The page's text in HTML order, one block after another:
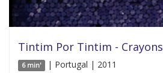
Tintim Por Tintim - Crayons
6 min' | Portugal | 2011